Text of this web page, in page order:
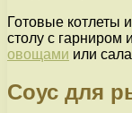
Готовые котлеты
столу с гарниром
овощами или
Соус для